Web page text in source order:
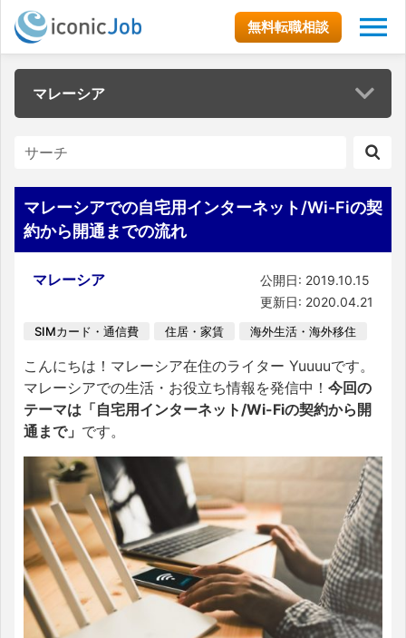
無料転職相談
マレーシア
マレーシアでの自宅用インターネット/Wi-Fiの契
約から開通までの流れ
マレーシア
公開日: 2019.10.15
更新日: 2020.04.21
SIMカード・通信費 住居・家賃 海外生活・海外移住
こんにちは！マレーシア在住のライター Yuuuuです。
マレーシアでの生活・お役立ち情報を発信中！ 今回の
テーマは「自宅用インターネット/Wi-Fiの契約から開
通まで」 です。